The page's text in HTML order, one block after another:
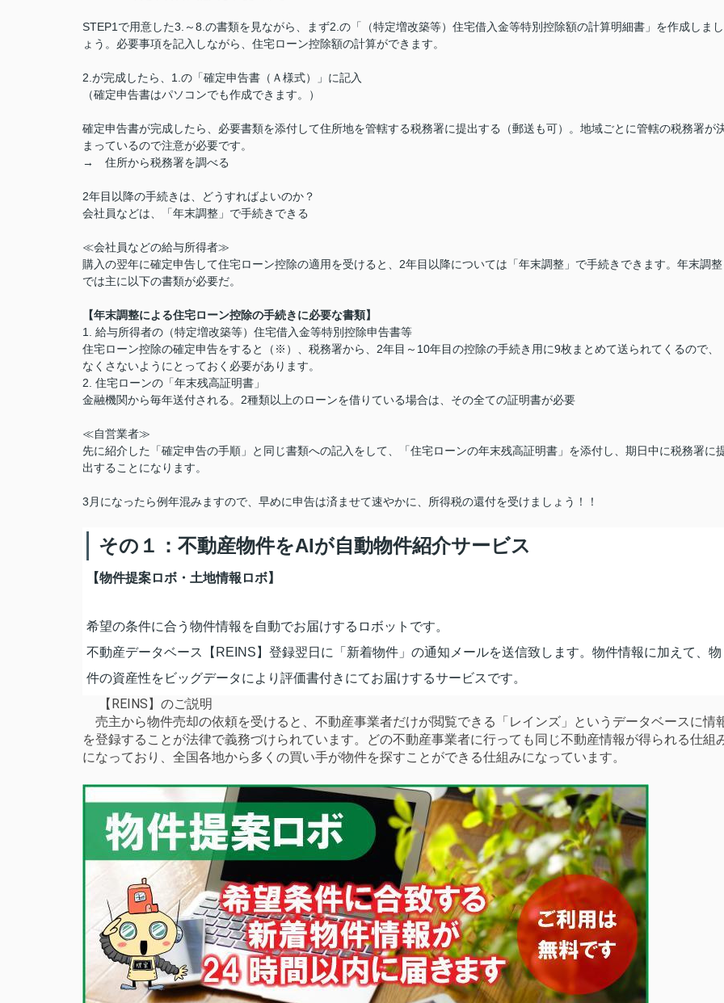
STEP1で用意した3.～8.の書類を見ながら、まず2.の「（特定増改築等）住宅借入金等特別控除額の計算明細書」を作成しまし
ょう。必要事項を記入しながら、住宅ローン控除額の計算ができます。
2.が完成したら、1.の「確定申告書（Ａ様式）」に記入
（確定申告書はパソコンでも作成できます。）
確定申告書が完成したら、必要書類を添付して住所地を管轄する税務署に提出する（郵送も可）。地域ごとに管轄の税務署が
まっているので注意が必要です。
→ 住所から税務署を調べる
2年目以降の手続きは、どうすればよいのか？
会社員などは、「年末調整」で手続きできる
≪会社員などの給与所得者≫
購入の翌年に確定申告して住宅ローン控除の適用を受けると、2年目以降については「年末調整」で手続きできます。年末調整
では主に以下の書類が必要だ。
【年末調整による住宅ローン控除の手続きに必要な書類】
1. 給与所得者の（特定増改築等）住宅借入金等特別控除申告書等
住宅ローン控除の確定申告をすると（※）、税務署から、2年目～10年目の控除の手続き用に9枚まとめて送られてくるので、
なくさないようにとっておく必要があります。
2. 住宅ローンの「年末残高証明書」
金融機関から毎年送付される。2種類以上のローンを借りている場合は、その全ての証明書が必要
≪自営業者≫
先に紹介した「確定申告の手順」と同じ書類への記入をして、「住宅ローンの年末残高証明書」を添付し、期日中に税務署に
出することになります。
3月になったら例年混みますので、早めに申告は済ませて速やかに、所得税の還付を受けましょう！！
その１：不動産物件をAIが自動物件紹介サービス
【物件提案ロボ・土地情報ロボ】
希望の条件に合う物件情報を自動でお届けするロボットです。
不動産データベース【REINS】登録翌日に「新着物件」の通知メールを送信致します。物件情報に加えて、物
件の資産性をビッグデータにより評価書付きにてお届けするサービスです。
【REINS】のご説明
売主から物件売却の依頼を受けると、不動産事業者だけが閲覧できる「レインズ」というデータベースに情
を登録することが法律で義務づけられています。どの不動産事業者に行っても同じ不動産情報が得られる仕組
になっており、全国各地から多くの買い手が物件を探すことができる仕組みになっています。